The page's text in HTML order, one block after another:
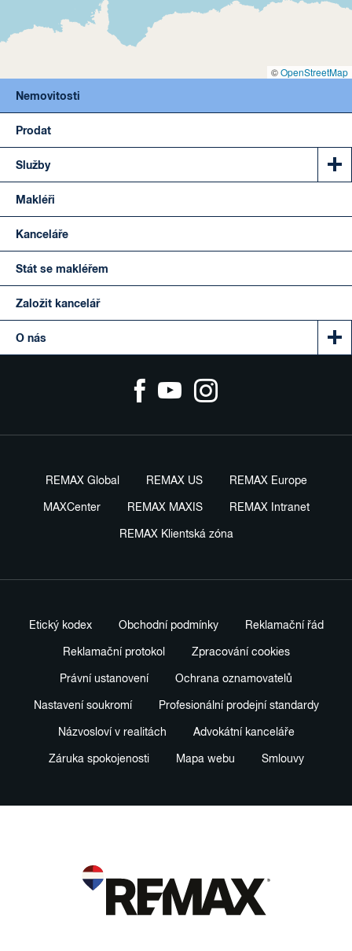
©OpenStreetMap
Nemovitosti
Prodat
Služby
Makléři
Kanceláře
Stát se makléřem
Založit kancelář
O nás
REMAX Global REMAX US REMAX Europe
MAXCenter REMAX MAXIS REMAX Intranet
REMAX Klientská zóna
Etický kodex Obchodní podmínky Reklamační řád
Reklamační protokol Zpracování cookies
Právní ustanovení Ochrana oznamovatelů
Nastavení soukromí Profesionální prodejní standardy
Názvosloví v realitách Advokátní kanceláře
Záruka spokojenosti Mapa webu Smlouvy